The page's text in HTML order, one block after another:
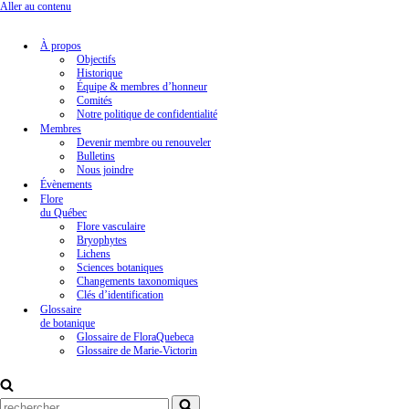
Aller au contenu
À propos
Objectifs
Historique
Équipe & membres d’honneur
Comités
Notre politique de confidentialité
Membres
Devenir membre ou renouveler
Bulletins
Nous joindre
Évènements
Flore
du Québec
Flore vasculaire
Bryophytes
Lichens
Sciences botaniques
Changements taxonomiques
Clés d’identification
Glossaire
de botanique
Glossaire de FloraQuebeca
Glossaire de Marie-Victorin
Rechercher...